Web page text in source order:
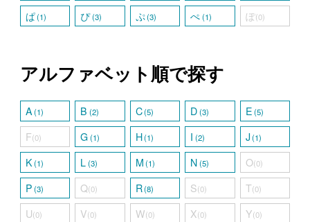
ぱ(1) ぴ(3) ぷ(3) ぺ(1) ぽ(0)
アルファベット順で探す
A(1) B (2) C(5) D(3) E (5)
F(0) G(1) H(1) I (2) J (1)
K(1) L(3) M (1) N(5) O(0)
P(3) Q(0) R(8) S(0) T(0)
U(0) V(0) W(0) X(0) Y(0)